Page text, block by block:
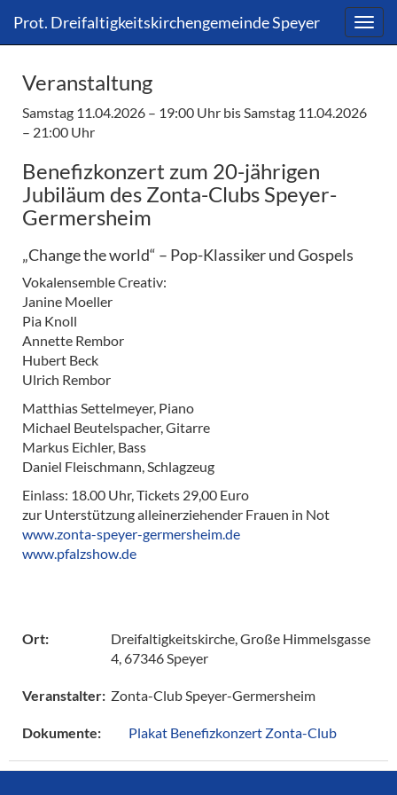
zum
Inhalt
Prot. Dreifaltigkeitskirchengemeinde Speyer
zum
Inhalt
Veranstaltung
Samstag 11.04.2026 – 19:00 Uhr bis Samstag 11.04.2026
– 21:00 Uhr
Benefizkonzert zum 20-jährigen
Jubiläum des Zonta-Clubs Speyer-
Germersheim
„Change the world“ – Pop-Klassiker und Gospels
Vokalensemble Creativ:
Janine Moeller
Pia Knoll
Annette Rembor
Hubert Beck
Ulrich Rembor
Matthias Settelmeyer, Piano
Michael Beutelspacher, Gitarre
Markus Eichler, Bass
Daniel Fleischmann, Schlagzeug
Einlass: 18.00 Uhr, Tickets 29,00 Euro
zur Unterstützung alleinerziehender Frauen in Not
www.zonta-speyer-germersheim.de
www.pfalzshow.de
Ort:
Dreifaltigkeitskirche, Große Himmelsgasse
4, 67346 Speyer
Veranstalter: Zonta-Club Speyer-Germersheim
Dokumente: Plakat Benefizkonzert Zonta-Club